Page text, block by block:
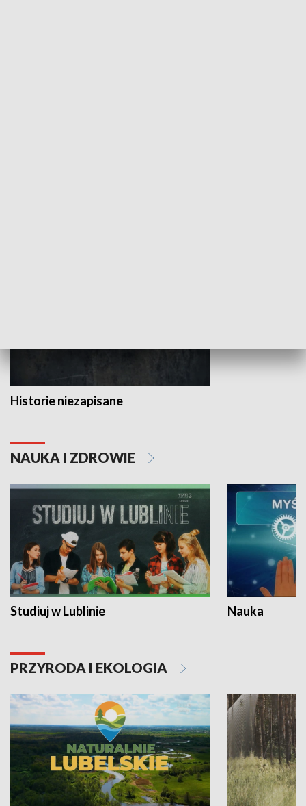
Historie niezapisane
NAUKA I ZDROWIE
Studiuj w Lublinie Nauka
PRZYRODA I EKOLOGIA